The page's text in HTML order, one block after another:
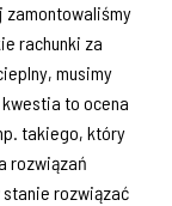
zamontowaliśmy
rachunki za
musimy
kwestia to ocena
takiego, który
rozwiązań
rozwiązać